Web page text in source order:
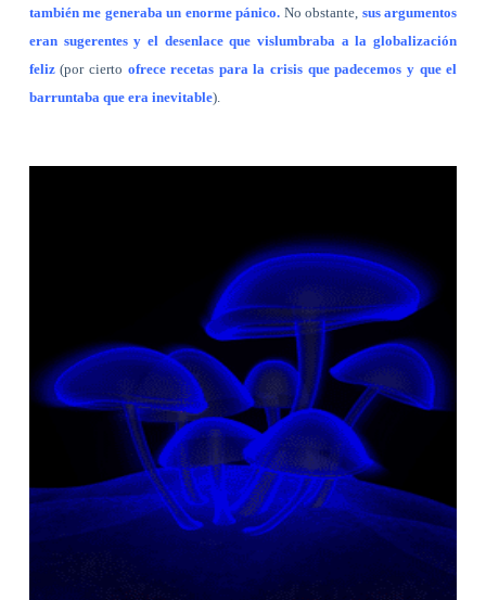
también me generaba un enorme pánico. No obstante, sus argumentos
eran sugerentes y el desenlace que vislumbraba a la globalización
feliz(por cierto ofrece recetas para la crisis que padecemos y que el
barruntaba que era inevitable).